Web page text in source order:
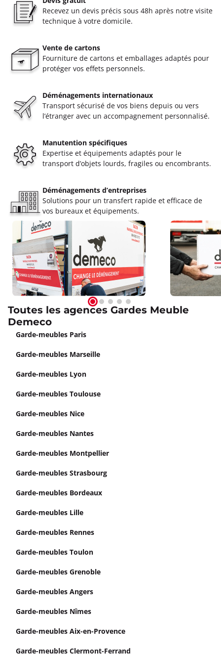
Recevez un devis précis sous 48h après notre visite
technique à votre domicile.
Vente de cartons
Fourniture de cartons et emballages adaptés pour
protéger vos effets personnels.
Déménagements internationaux
Transport sécurisé de vos biens depuis ou vers
l’étranger avec un accompagnement personnalisé.
Manutention spécifiques
Expertise et équipements adaptés pour le
transport d’objets lourds, fragiles ou encombrants.
Déménagements d’entreprises
Solutions pour un transfert rapide et efficace de
vos bureaux et équipements.
Toutes les agences Gardes Meuble
Demeco
Garde-meubles Paris
Garde-meubles Marseille
Garde-meubles Lyon
Garde-meubles Toulouse
Garde-meubles Nice
Garde-meubles Nantes
Garde-meubles Montpellier
Garde-meubles Strasbourg
Garde-meubles Bordeaux
Garde-meubles Lille
Garde-meubles Rennes
Garde-meubles Toulon
Garde-meubles Grenoble
Garde-meubles Angers
Garde-meubles Nîmes
Garde-meubles Aix-en-Provence
Garde-meubles Clermont-Ferrand